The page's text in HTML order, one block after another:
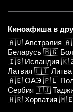
Киноафиша в
🇦🇺 Австралия
Беларусь 🇧🇬
🇮🇸 Исландия
Латвия 🇱🇹 Литва
🇦🇪 ОАЭ 🇵🇱
Сербия 🇹🇯
🇭🇷 Хорватия